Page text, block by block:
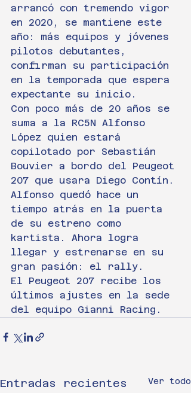
arrancó con tremendo vigor
en 2020, se mantiene este
año: más equipos y jóvenes
pilotos debutantes,
confirman su participación
en la temporada que espera
expectante su inicio.
Con poco más de 20 años se
suma a la RC5N Alfonso
López quien estará
copilotado por Sebastián
Bouvier a bordo del Peugeot
207 que usara Diego Contín.
Alfonso quedó hace un
tiempo atrás en la puerta
de su estreno como
kartista. Ahora logra
llegar y estrenarse en su
gran pasión: el rally.
El Peugeot 207 recibe los
últimos ajustes en la sede
del equipo Gianni Racing.
Entradas recientes Ver todo